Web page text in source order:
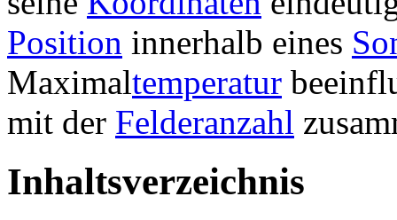
Position innerhalb eines
Maximaltemperatur
mit der Felderanzahl
Inhaltsverzeichnis